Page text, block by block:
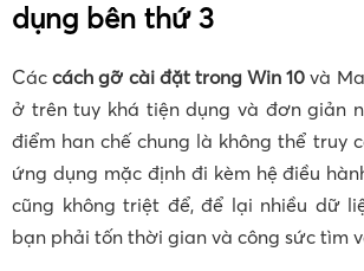
dụng bên thứ 3
Cáccách gỡ cài đặt trong Win 10 và
ở trên tuy khá tiện dụng và đơn giản
điểm han chế chung là không thể truy
ứng dụng mặc định đi kèm hệ điều
cũng không triệt để, để lại nhiều dữ
bạn phải tốn thời gian và công sức tìm